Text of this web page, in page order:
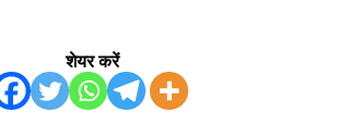
शेयर करें